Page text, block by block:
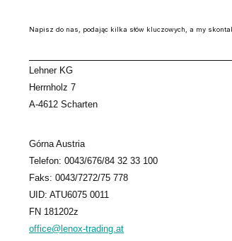
Napisz do nas, podając kilka słów kluczowych, a my
Lehner KG
Herrnholz 7
A-4612 Scharten
Górna Austria
Telefon: 0043/676/84 32 33 100
Faks: 0043/7272/75 778
UID: ATU6075 0011
FN 181202z
office@lenox-trading.at